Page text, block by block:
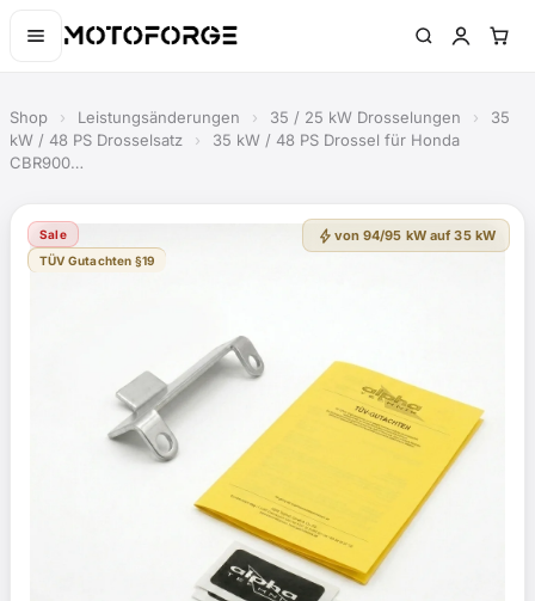
Shop › Leistungsänderungen › 35 / 25 kW Drosselungen ›
35
kW / 48 PS Drosselsatz
›
35 kW / 48 PS Drossel für Honda
CBR900…
Sale
TÜV Gutachten §19
bolt von 94/95 kW auf 35 kW